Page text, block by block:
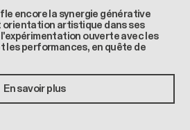
encore la synergie générative
artistique dans ses
ouverte avec les
les performances, en quête de
En savoir plus